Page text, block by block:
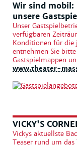
Wir sind mobil:
unsere
Unser
verfügbaren
Konditionen für die
entnehmen Sie
Gastspielmappen
www.theater-
VICKY'S
Vickys aktuellste
Teaser rund um das